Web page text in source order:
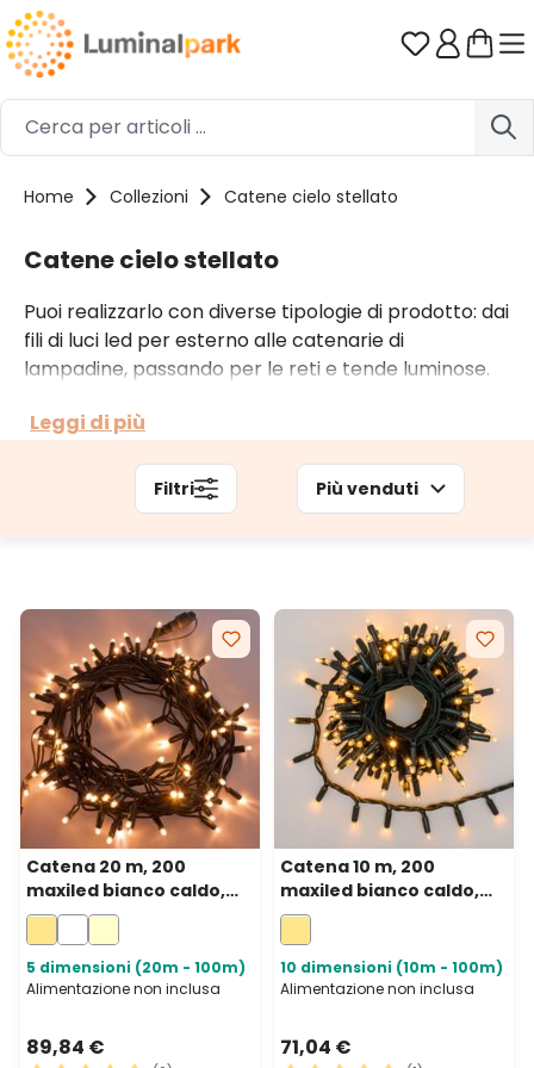
Passa al contenuto principale Hai 0
Home Collezioni Catene cielo stellato
Catene cielo stellato
Puoi realizzarlo con diverse tipologie di prodotto: dai
fili di luci led per esterno alle catenarie di
lampadine, passando per le reti e tende luminose.
della location e dati tecnici alla mano. Non esitare a
Leggi di più
Filtri Più venduti
Catena 20 m, 200
maxiled bianco caldo,
cavo verde,
prolungabile, IP67
5 dimensioni (20m - 100m)
Alimentazione non inclusa
89,84 €
Catena 10 m, 200
maxiled bianco caldo,
cavo verde,
prolungabile, IP67
10 dimensioni (10m - 100m)
Alimentazione non inclusa
71,04 €